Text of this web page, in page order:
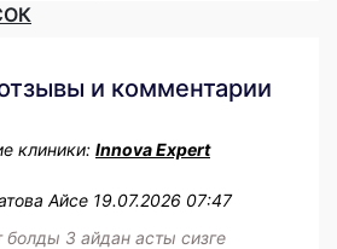
и комментарии
клиники: Innova Expert
Айсе 19.07.2026 07:47
болды 3 айдан асты сизге